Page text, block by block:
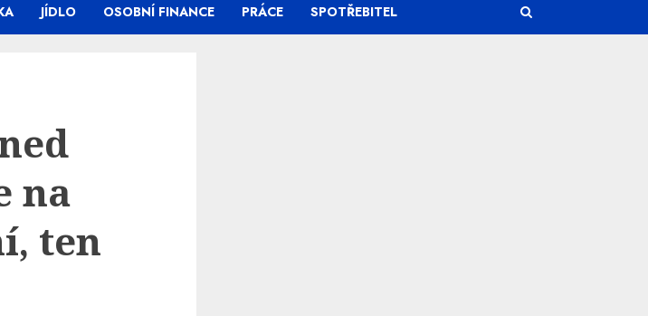
JÍDLO OSOBNÍ FINANCE PRÁCE SPOTŘEBITEL
na
ten